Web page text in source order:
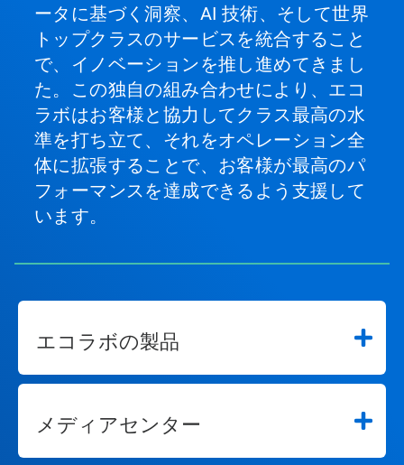
ータに基づく洞察、AI 技術、そして世界
トップクラスのサービスを統合すること
で、イノベーションを推し進めてきまし
た。この独自の組み合わせにより、エコ
ラボはお客様と協力してクラス最高の水
準を打ち立て、それをオペレーション全
体に拡張することで、お客様が最高のパ
フォーマンスを達成できるよう支援して
います。
エコラボの製品
メディアセンター